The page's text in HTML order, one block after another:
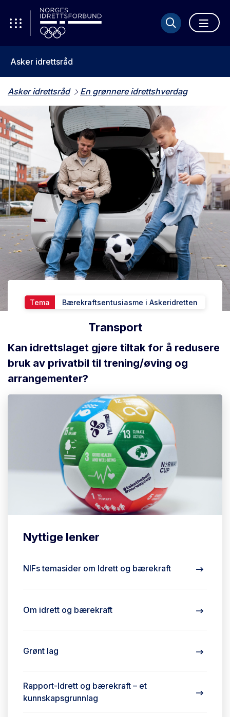
Asker idrettsråd
Asker idrettsråd En grønnere idrettshverdag
Tema Bærekraftsentusiasme i Askeridretten
Transport
Kan idrettslaget gjøre tiltak for å redusere
bruk av privatbil til trening/øving og
arrangementer?
Nyttige lenker
NIFs temasider om Idrett og bærekraft
Om idrett og bærekraft
Grønt lag
Rapport-Idrett og bærekraft – et
kunnskapsgrunnlag